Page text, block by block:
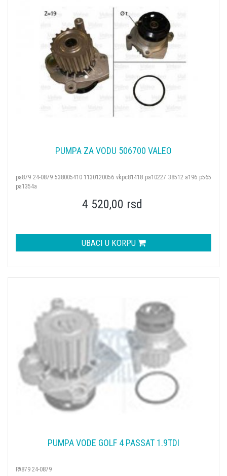
PUMPA ZA VODU 506700 VALEO
pa879 24-0879 538005410 1130120056 vkpc81418 pa10227 38512 a196 p565
pa1354a
4 520,00 rsd
UBACI U KORPU
PUMPA VODE GOLF 4 PASSAT 1.9TDI
PA879 24-0879